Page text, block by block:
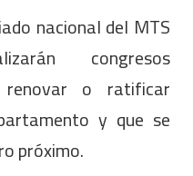
nacional del MTS
congresos
renovar o ratificar
y que se
próximo.